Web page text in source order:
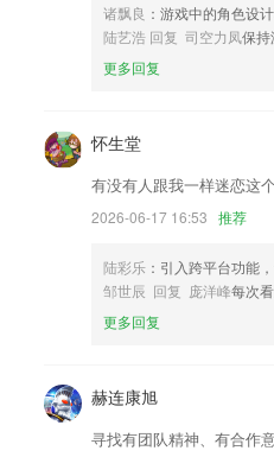
新功能来袭,技术猿倾力打造,轻
以上就是乐玩国际的介绍，如果
诸飘良 ：游戏中的角色设
陆艺浩 回复 司空力凤保持
更多回复
怀生堂
有没有人跟我一样迷恋这
2026-06-17 16:53 推荐
陆彩乐 ：引入跨平台功能
邹世辰 回复 庞洋峰每次
更多回复
赫连康旭
寻找有团队精神、有合作